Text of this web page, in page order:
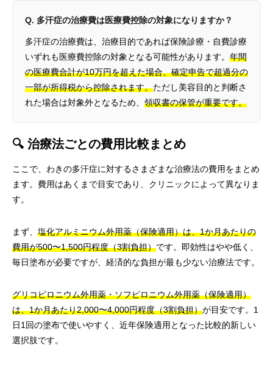
Q. 多汗症の治療費は医療費控除の対象になりますか？
多汗症の治療費は、治療目的であれば保険診療・自費診療
いずれも医療費控除の対象となる可能性があります。 年間
の医療費合計が10万円を超えた場合、確定申告で超過分の
一部が所得税から控除されます。ただし美容目的と判断さ
れた場合は対象外となるため、 領収書の保管が重要です。
🔍 治療法ごとの費用比較まとめ
ここで、わきの多汗症に対するさまざまな治療法の費用をまとめ
ます。費用はあくまで目安であり、クリニックによって異なりま
す。
まず、 塩化アルミニウム外用薬（保険適用）は、1か月あたりの
費用が500〜1,500円程度（3割負担）です。即効性はやや低く、
毎日塗布が必要ですが、経済的な負担が最も少ない治療法です。
グリコピロニウム外用薬・ソフピロニウム外用薬（保険適用）
は、1か月あたり2,000〜4,000円程度（3割負担）が目安です。1
日1回の塗布で使いやすく、近年保険適用となった比較的新しい
選択肢です。